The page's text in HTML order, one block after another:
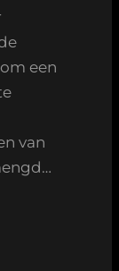
een
van